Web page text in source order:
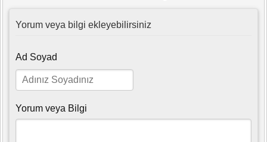
Yorum veya bilgi ekleyebilirsiniz
Ad Soyad
Yorum veya Bilgi